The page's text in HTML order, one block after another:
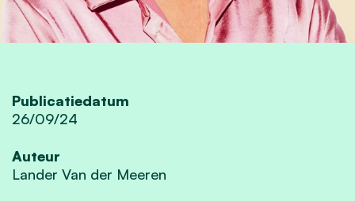
Publicatiedatum
26/09/24
Auteur
Lander Van der Meeren